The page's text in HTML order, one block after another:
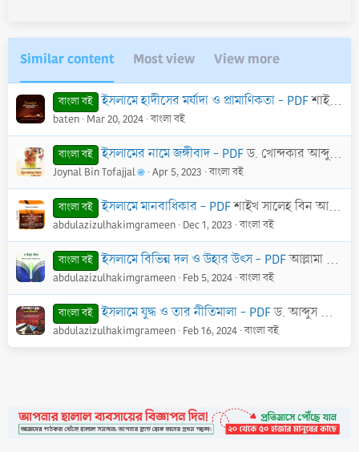
Similar content Most view View more
বাংলা বই ইসলামে হাদীসের মর্যাদা ও প্রামাণিকতা - PDFশাইখ ড. আবু বকর মুহাম্মাদ যাকারিয়া
baten Mar 20, 2024 বাংলা বই
বাংলা বই ইসলামের নামে জঙ্গীবাদ - PDFড. খোন্দকার আব্দুল্লাহ জাহাঙ্গীর
Joynal Bin Tofajjal Apr 5, 2023 বাংলা বই
বাংলা বই ইসলামে মানবাধিকার - PDFশাইখ সালেহ বিন আব্দুল আজিজ আলুশ শাইখ
abdulazizulhakimgrameen Dec 1, 2023 বাংলা বই
বাংলা বই ইসলামে বিভিন্ন দল ও উহার উৎস - PDFআল্লামা আবূ মুহাম্মাদ আলীমুদ্দীন (রাহি.)
abdulazizulhakimgrameen Feb 5, 2024 বাংলা বই
বাংলা বই ইসলামে যুদ্ধ ও তার নীতিমালা - PDFড. আব্দুস সালাম বিন সালেম আস-সুহাইমী
abdulazizulhakimgrameen Feb 16, 2024 বাংলা বই